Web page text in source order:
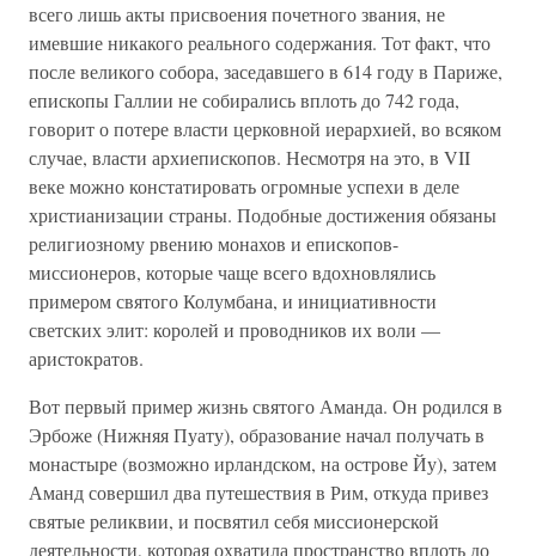
всего лишь акты присвоения почетного звания, не
имевшие никакого реального содержания. Тот факт, что
после великого собора, заседавшего в 614 году в Париже,
епископы Галлии не собирались вплоть до 742 года,
говорит о потере власти церковной иерархией, во всяком
случае, власти архиепископов. Несмотря на это, в VII
веке можно констатировать огромные успехи в деле
христианизации страны. Подобные достижения обязаны
религиозному рвению монахов и епископов-
миссионеров, которые чаще всего вдохновлялись
примером святого Колумбана, и инициативности
светских элит: королей и проводников их воли —
аристократов.
Вот первый пример жизнь святого Аманда. Он родился в
Эрбоже (Нижняя Пуату), образование начал получать в
монастыре (возможно ирландском, на острове Йу), затем
Аманд совершил два путешествия в Рим, откуда привез
святые реликвии, и посвятил себя миссионерской
деятельности, которая охватила пространство вплоть до